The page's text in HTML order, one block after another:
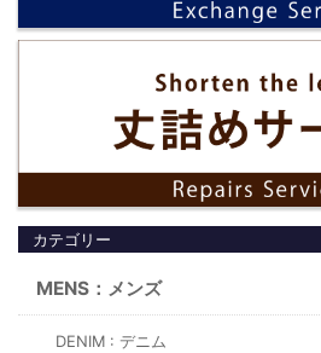
カテゴリー
MENS：メンズ
DENIM : デニム